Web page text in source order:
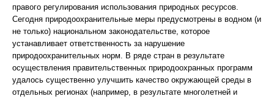
правого регулирования использования природных ресурсов.
Сегодня природоохранительные меры предусмотрены в водном (и
не только) национальном законодательстве, которое
устанавливает ответственность за нарушение
природоохранительных норм. В ряде стран в результате
осуществления правительственных природоохранных программ
удалось существенно улучшить качество окружающей среды в
отдельных регионах (например, в результате многолетней и